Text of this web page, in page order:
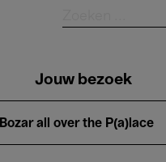
Jouw bezoek
Bozar all over the P(a)lace